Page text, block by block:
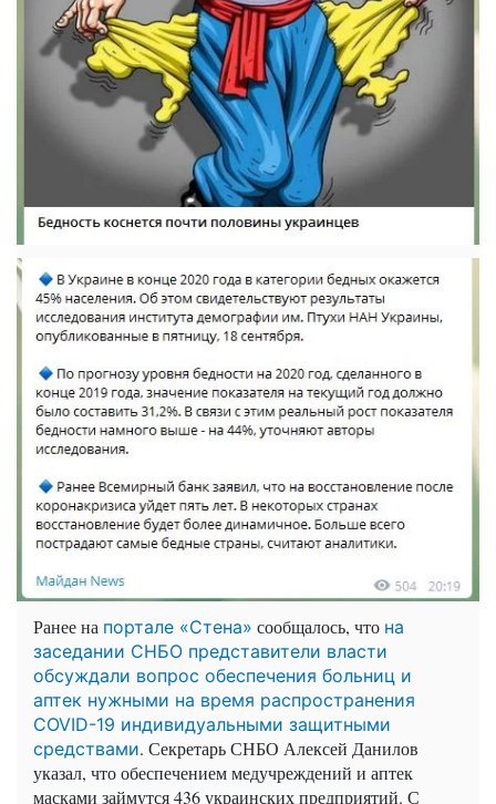
Ранее на портале «Стена» сообщалось, что на
заседании СНБО представители власти
обсуждали вопрос обеспечения больниц и
аптек нужными на время распространения
COVID-19 индивидуальными защитными
средствами. Секретарь СНБО Алексей Данилов
указал, что обеспечением медучреждений и аптек
масками займутся 436 украинских предприятий. С